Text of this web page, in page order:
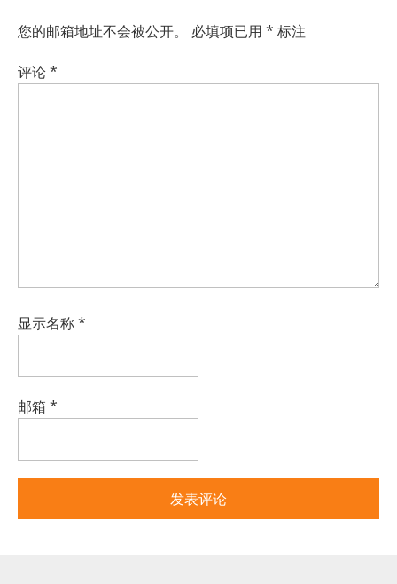
您的邮箱地址不会被公开。 必填项已用 * 标注
评论*
显示名称*
邮箱 *